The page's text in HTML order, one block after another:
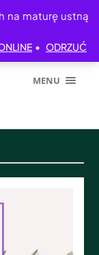
na maturę ustną
• ODRZUĆ
MENU